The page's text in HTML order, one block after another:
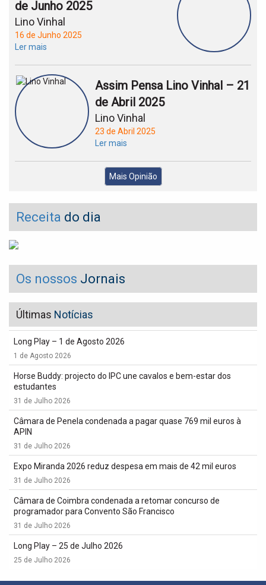
de Junho 2025
Lino Vinhal
16 de Junho 2025
Ler mais
Assim Pensa Lino Vinhal – 21
de Abril 2025
Lino Vinhal
23 de Abril 2025
Ler mais
Mais Opinião
Receita do dia
Os nossos Jornais
Últimas Notícias
Long Play – 1 de Agosto 2026
1 de Agosto 2026
Horse Buddy: projecto do IPC une cavalos e bem-estar dos
estudantes
31 de Julho 2026
Câmara de Penela condenada a pagar quase 769 mil euros à
APIN
31 de Julho 2026
Expo Miranda 2026 reduz despesa em mais de 42 mil euros
31 de Julho 2026
Câmara de Coimbra condenada a retomar concurso de
programador para Convento São Francisco
31 de Julho 2026
Long Play – 25 de Julho 2026
25 de Julho 2026